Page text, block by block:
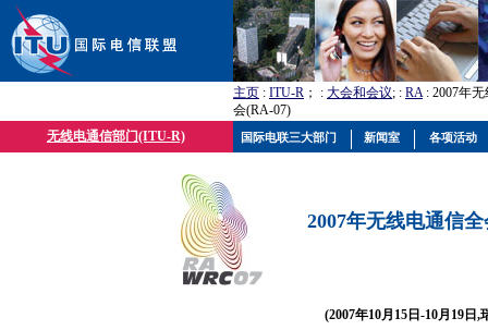
主页 : ITU-R ； : 大会和会议; : RA: 2007年
会(RA-07)
无线电通信部门(ITU-R)
2007年无线电通信
(2007年10月15日-10月19日,
国际电联三大部门 新闻室 各项活动